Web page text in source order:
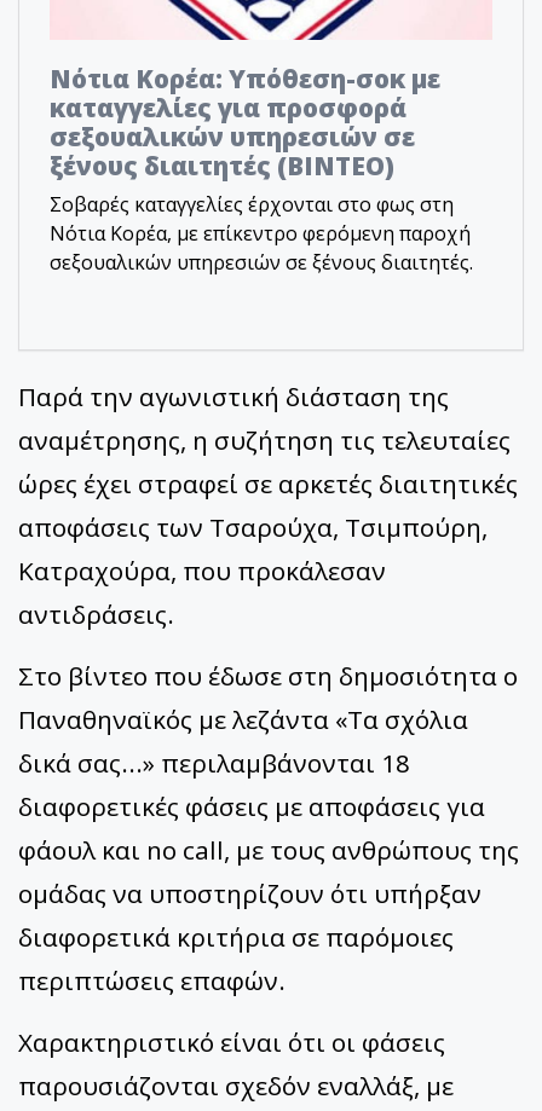
Νότια Κορέα: Υπόθεση-σοκ με
καταγγελίες για προσφορά
σεξουαλικών υπηρεσιών σε
ξένους διαιτητές (BINTEO)
Σοβαρές καταγγελίες έρχονται στο φως στη
Νότια Κορέα, με επίκεντρο φερόμενη παροχή
σεξουαλικών υπηρεσιών σε ξένους διαιτητές.
Παρά την αγωνιστική διάσταση της
αναμέτρησης, η συζήτηση τις τελευταίες
ώρες έχει στραφεί σε αρκετές διαιτητικές
αποφάσεις των Τσαρούχα, Τσιμπούρη,
Κατραχούρα, που προκάλεσαν
αντιδράσεις.
Στο βίντεο που έδωσε στη δημοσιότητα ο
Παναθηναϊκός με λεζάντα «Τα σχόλια
δικά σας...» περιλαμβάνονται 18
διαφορετικές φάσεις με αποφάσεις για
φάουλ και no call, με τους ανθρώπους της
ομάδας να υποστηρίζουν ότι υπήρξαν
διαφορετικά κριτήρια σε παρόμοιες
περιπτώσεις επαφών.
Χαρακτηριστικό είναι ότι οι φάσεις
παρουσιάζονται σχεδόν εναλλάξ, με